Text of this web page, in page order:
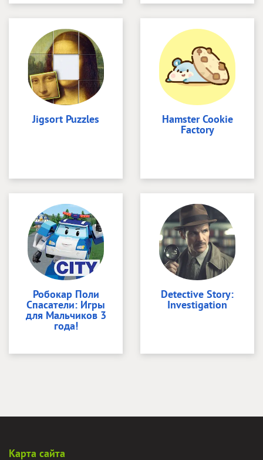
Jigsort Puzzles Hamster Cookie
Factory
Робокар Поли
Спасатели: Игры
для Мальчиков 3
года!
Detective Story:
Investigation
Карта сайта